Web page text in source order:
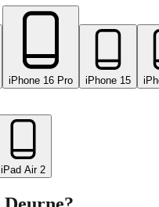
iPhone 16 Pro iPhone 15
iPad Air 2